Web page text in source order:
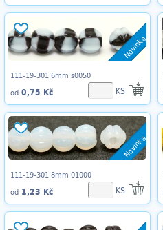
Novinka
111-19-301 6mm s0050
od 0,75 Kč KS
Novinka
111-19-301 8mm 01000
od 1,23 Kč KS